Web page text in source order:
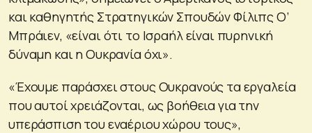
και καθηγητής Στρατηγικών Σπουδών Φίλιπς Ο’
Μπράιεν, «είναι ότι το Ισραήλ είναι πυρηνική
δύναμη και η Ουκρανία όχι».
«Έχουμε παράσχει στους Ουκρανούς τα εργαλεία
που αυτοί χρειάζονται, ως βοήθεια για την
υπεράσπιση του εναέριου χώρου τους»,